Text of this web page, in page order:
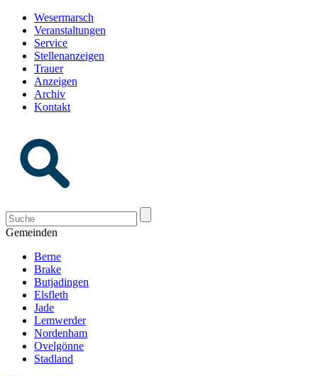
Wesermarsch
Veranstaltungen
Service
Stellenanzeigen
Trauer
Anzeigen
Archiv
Kontakt
Gemeinden
Berne
Brake
Butjadingen
Elsfleth
Jade
Lemwerder
Nordenham
Ovelgönne
Stadland